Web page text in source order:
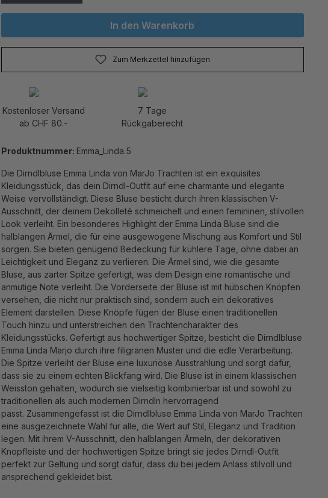
In den Warenkorb
Zum Merkzettel hinzufügen
Kostenloser Versand
ab CHF 80.-
7 Tage
Rückgaberecht
Produktnummer: Emma_Linda.5
Die Dirndlbluse Emma Linda von MarJo Trachten ist ein exquisites
Kleidungsstück, das dein Dirndl-Outfit auf eine charmante und elegante
Weise vervollständigt. Diese Bluse besticht durch ihren klassischen V-
Ausschnitt, der deinem Dekolleté schmeichelt und einen femininen, stilvollen
Look verleiht. Ein besonderes Highlight der Emma Linda Bluse sind die
halblangen Ärmel, die für eine ausgewogene Mischung aus Komfort und Stil
sorgen. Sie bieten genügend Bedeckung für kühlere Tage, ohne dabei an
Leichtigkeit und Eleganz zu verlieren. Die Ärmel sind, wie die gesamte
Bluse, aus zarter Spitze gefertigt, was dem Design eine romantische und
anmutige Note verleiht. Die Vorderseite der Bluse ist mit hübschen Knöpfen
versehen, die nicht nur praktisch sind, sondern auch ein dekoratives
Element darstellen. Diese Knöpfe fügen der Bluse einen traditionellen
Touch hinzu und unterstreichen den Trachtencharakter des
Kleidungsstücks. Gefertigt aus hochwertiger Spitze, besticht die Dirndlbluse
Emma Linda Marjo durch ihre filigranen Muster und die edle Verarbeitung.
Die Spitze verleiht der Bluse eine luxuriöse Ausstrahlung und sorgt dafür,
dass sie zu einem echten Blickfang wird. Die Bluse ist in einem klassischen
Weisston gehalten, wodurch sie vielseitig kombinierbar ist und sowohl zu
traditionellen als auch modernen Dirndln hervorragend
passt. Zusammengefasst ist die Dirndlbluse Emma Linda von MarJo Trachten
eine ausgezeichnete Wahl für alle, die Wert auf Stil, Eleganz und Tradition
legen. Mit ihrem V-Ausschnitt, den halblangen Ärmeln, der dekorativen
Knopfleiste und der hochwertigen Spitze bringt sie jedes Dirndl-Outfit
perfekt zur Geltung und sorgt dafür, dass du bei jedem Anlass stilvoll und
ansprechend gekleidet bist.